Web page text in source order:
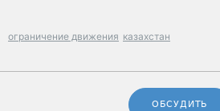
ограничение движения казахстан
ОБСУДИТЬ